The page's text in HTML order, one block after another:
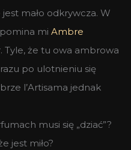
mało odkrywcza. W
mi Ambre
Tyle, że tu owa ambrowa
po ulotnieniu się
l’Artisama jednak
musi się „dziać”?
jest miło?